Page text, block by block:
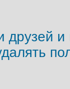
друзей и